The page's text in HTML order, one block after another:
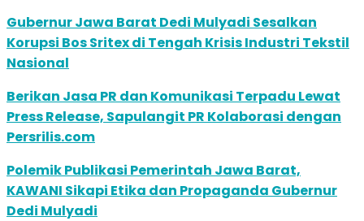
Gubernur Jawa Barat Dedi Mulyadi Sesalkan
Korupsi Bos Sritex di Tengah Krisis Industri Tekstil
Nasional
Berikan Jasa PR dan Komunikasi Terpadu Lewat
Press Release, Sapulangit PR Kolaborasi dengan
Persrilis.com
Polemik Publikasi Pemerintah Jawa Barat,
KAWANI Sikapi Etika dan Propaganda Gubernur
Dedi Mulyadi